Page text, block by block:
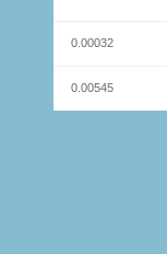
0.00032
0.00545